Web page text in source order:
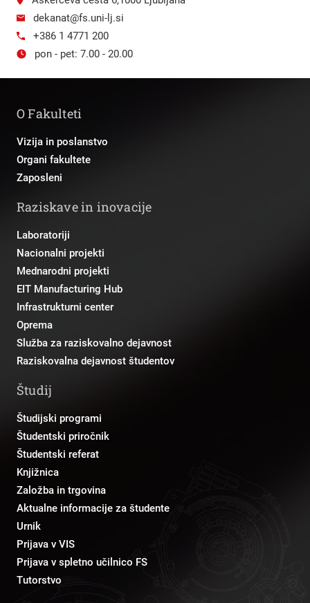
dekanat@fs.uni-lj.si
+386 1 4771 200
pon - pet: 7.00 - 20.00
O Fakulteti
Vizija in poslanstvo
Organi fakultete
Zaposleni
Raziskave in inovacije
Laboratoriji
Nacionalni projekti
Mednarodni projekti
EIT Manufacturing Hub
Infrastrukturni center
Oprema
Služba za raziskovalno dejavnost
Raziskovalna dejavnost študentov
Študij
Študijski programi
Študentski priročnik
Študentski referat
Knjižnica
Založba in trgovina
Aktualne informacije za študente
Urnik
Prijava v VIS
Prijava v spletno učilnico FS
Tutorstvo